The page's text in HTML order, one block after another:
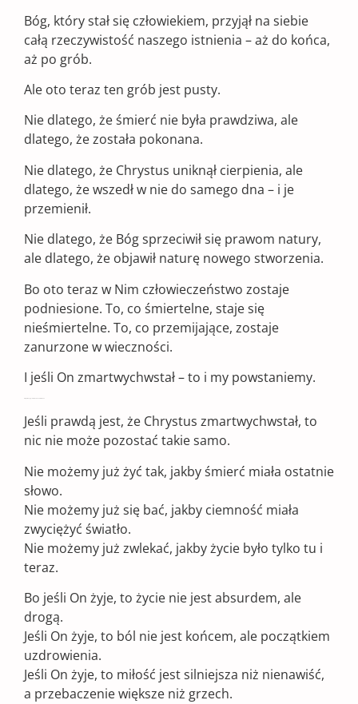
Bóg, który stał się człowiekiem, przyjął na siebie
całą rzeczywistość naszego istnienia – aż do końca,
aż po grób.
Ale oto teraz ten grób jest pusty.
Nie dlatego, że śmierć nie była prawdziwa, ale
dlatego, że została pokonana.
Nie dlatego, że Chrystus uniknął cierpienia, ale
dlatego, że wszedł w nie do samego dna – i je
przemienił.
Nie dlatego, że Bóg sprzeciwił się prawom natury,
ale dlatego, że objawił naturę nowego stworzenia.
Bo oto teraz w Nim człowieczeństwo zostaje
podniesione. To, co śmiertelne, staje się
nieśmiertelne. To, co przemijające, zostaje
zanurzone w wieczności.
I jeśli On zmartwychwstał – to i my powstaniemy.
Jeśli prawdą jest, że Chrystus zmartwychwstał, to
nic nie może pozostać takie samo.
Nie możemy już żyć tak, jakby śmierć miała ostatnie
słowo.
Nie możemy już się bać, jakby ciemność miała
zwyciężyć światło.
Nie możemy już zwlekać, jakby życie było tylko tu i
teraz.
Bo jeśli On żyje, to życie nie jest absurdem, ale
drogą.
Jeśli On żyje, to ból nie jest końcem, ale początkiem
uzdrowienia.
Jeśli On żyje, to miłość jest silniejsza niż nienawiść,
a przebaczenie większe niż grzech.